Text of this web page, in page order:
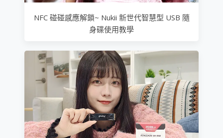
NFC 碰碰感應解鎖~ Nukii 新世代智慧型 USB 隨
身碟使用教學